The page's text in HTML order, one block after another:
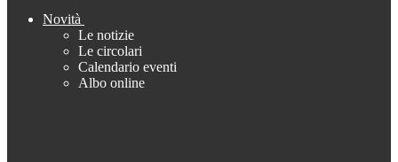
Novità
Le notizie
Le circolari
Calendario eventi
Albo online